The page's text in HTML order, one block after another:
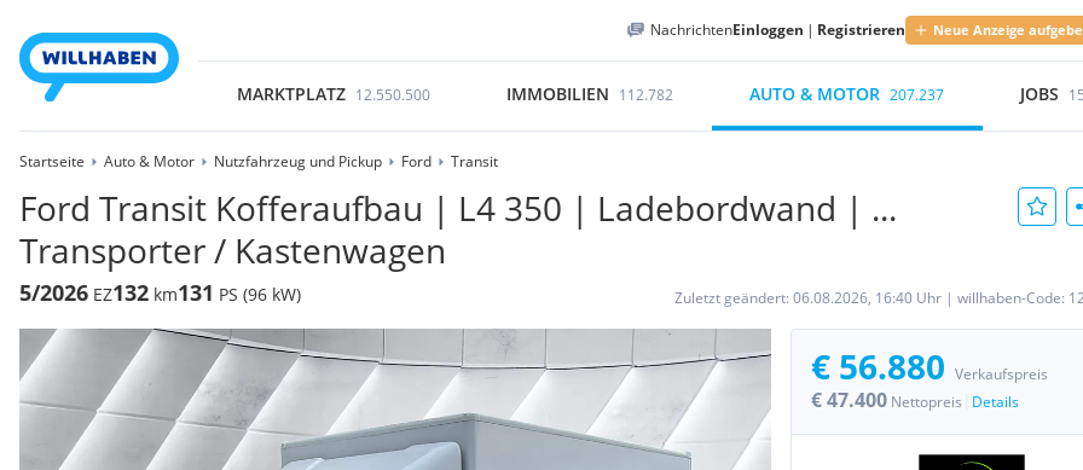
NachrichtenEinloggen | Registrieren Neue Anzeige
MARKTPLATZ 12.550.500 IMMOBILIEN 112.782 AUTO & MOTOR 207.237 JOBS
Startseite Auto & Motor Nutzfahrzeug und Pickup Ford Transit
Ford Transit Kofferaufbau | L4 350 | Ladebordwand | ...
Transporter / Kastenwagen
5/2026 EZ132 km131 PS (96 kW) Zuletzt geändert: 06.08.2026, 16:40 Uhr | willhaben-Code:
€ 56.880 Verkaufspreis
€ 47.400 Nettopreis Details